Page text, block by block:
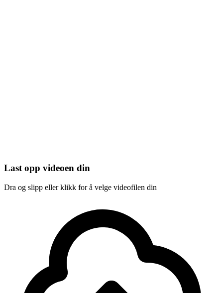
Last opp videoen din
Dra og slipp eller klikk for å velge videofilen din